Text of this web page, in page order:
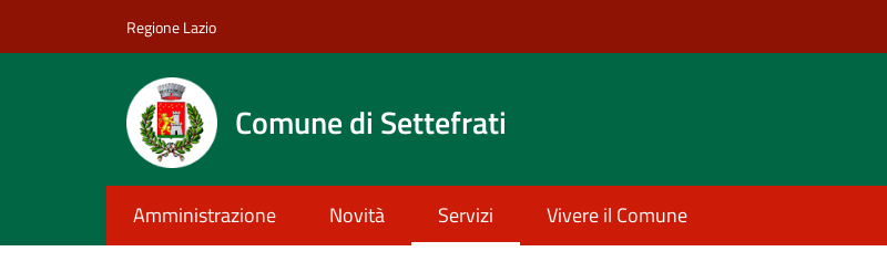
Regione Lazio
Comune di Settefrati
Amministrazione Novità Servizi Vivere il Comune